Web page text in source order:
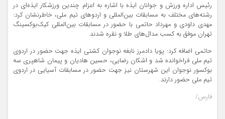
رئیس اداره ورزش و جوانان ایذه با اشاره به اعزام چندین ورزشکار ایذه‌ای در
رشته‌های مختلف به مسابقات بین‌المللی و اردوهای تیم ملی، خاطرنشان کرد:
مهدی داودی و مهرداد حاتمی با حضور در مسابقات بین‌المللی کیک‌بوکسینگ
تهران موفق به کسب مدال‌های طلا و نقره شدند.
حاتمی اضافه کرد: پویا دادمرز نابغه نوجوان کشتی ایذه جهت حضور در اردوی
تیم ملی فراخوانده شد و اشکان رضایی، حسین هادیان و پیمان شاهپری سه
بوکسور نوجوان این شهرستان نیز جهت حضور در مسابقات آسیایی در اردوی
تیم ملی حضور دارند.
فارس/